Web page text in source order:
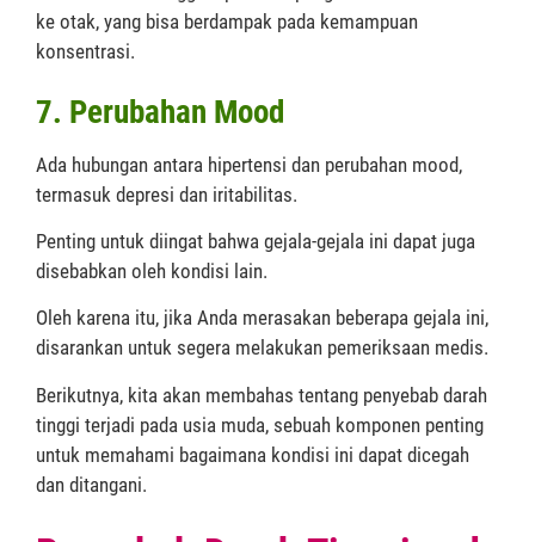
ke otak, yang bisa berdampak pada kemampuan
konsentrasi.
7. Perubahan Mood
Ada hubungan antara hipertensi dan perubahan mood,
termasuk depresi dan iritabilitas.
Penting untuk diingat bahwa gejala-gejala ini dapat juga
disebabkan oleh kondisi lain.
Oleh karena itu, jika Anda merasakan beberapa gejala ini,
disarankan untuk segera melakukan pemeriksaan medis.
Berikutnya, kita akan membahas tentang penyebab darah
tinggi terjadi pada usia muda, sebuah komponen penting
untuk memahami bagaimana kondisi ini dapat dicegah
dan ditangani.